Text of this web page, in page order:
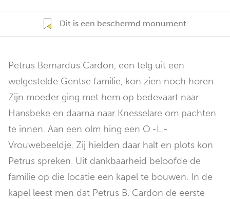
Dit is een beschermd monument
Petrus Bernardus Cardon, een telg uit een
welgestelde Gentse familie, kon zien noch horen.
Zijn moeder ging met hem op bedevaart naar
Hansbeke en daarna naar Knesselare om pachten
te innen. Aan een olm hing een O.-L.-
Vrouwebeeldje. Zij hielden daar halt en plots kon
Petrus spreken. Uit dankbaarheid beloofde de
familie op die locatie een kapel te bouwen. In de
kapel leest men dat Petrus B. Cardon de eerste